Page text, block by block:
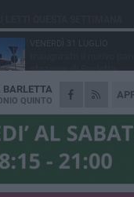
BARLETTA
QUINTO
stazione di Barletta
MERCOLEDÌ 5 AGOSTO
Barletta piange
64enne barlettano
GIOVEDÌ 30 LUGLIO
gioielleria, banditi in fuga
Beni confiscati alla